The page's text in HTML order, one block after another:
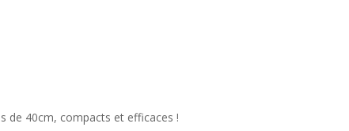
de 40cm, compacts et efficaces !